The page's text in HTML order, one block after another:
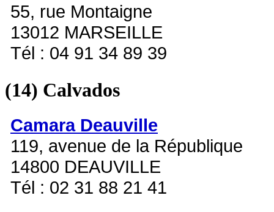
55, rue Montaigne
13012 MARSEILLE
Tél : 04 91 34 89 39
(14) Calvados
Camara Deauville
119, avenue de la République
14800 DEAUVILLE
Tél : 02 31 88 21 41